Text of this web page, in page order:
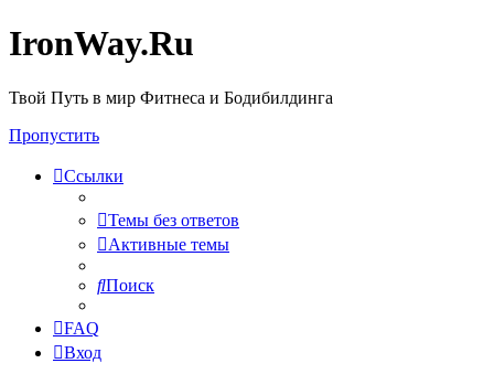
IronWay.Ru
Твой Путь в мир Фитнеса и Бодибилдинга
Пропустить
Ссылки
Темы без ответов
Активные темы
Поиск
FAQ
Вход